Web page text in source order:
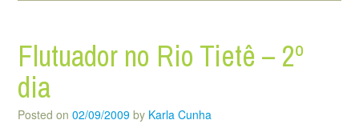
Flutuador no Rio Tietê – 2º
dia
Posted on 02/09/2009 by Karla Cunha